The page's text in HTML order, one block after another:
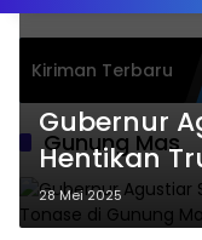
Kiriman Terbaru
Polisi
Gunung Mas
Gubernur
Hentikan
Gunung
28 Mei 2025